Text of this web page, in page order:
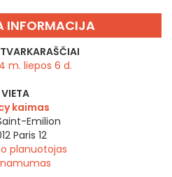
INFORMACIJA
m. liepos 6 d.
VIETA
kaimas
Emilion
Paris 12
planuotojas